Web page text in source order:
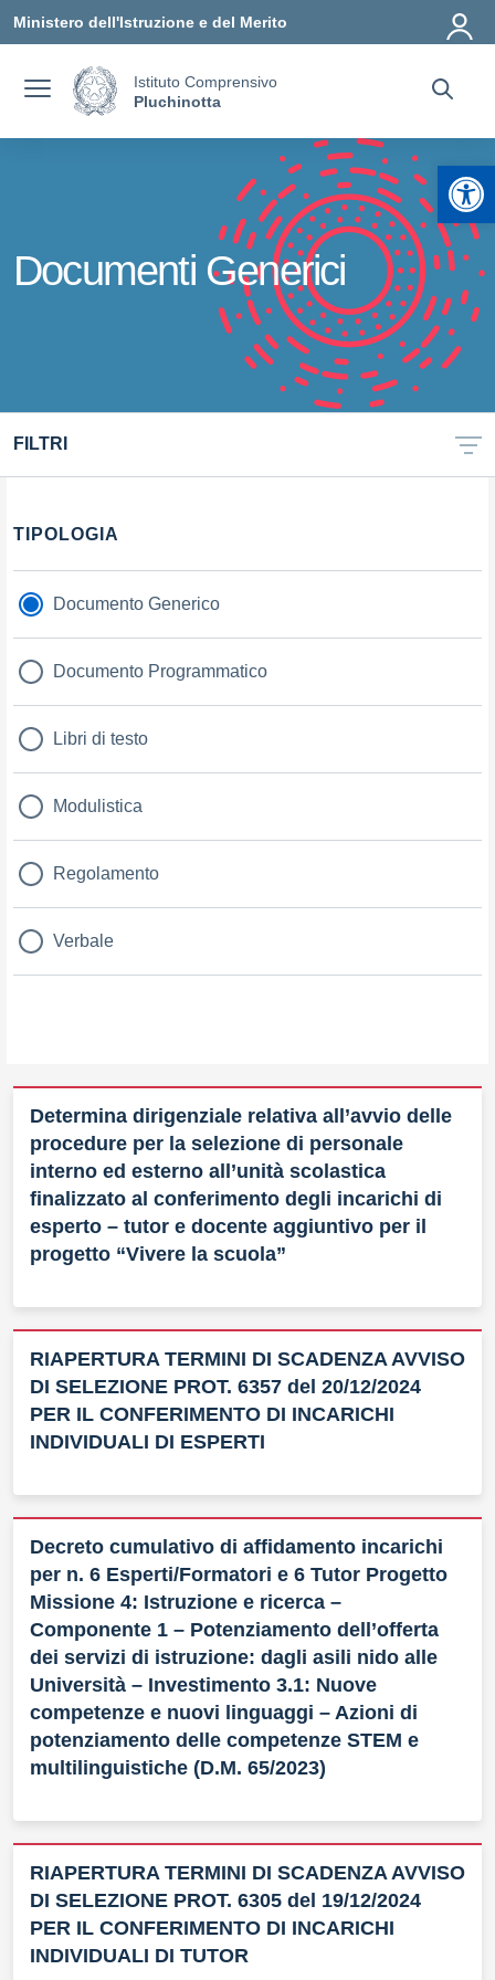
Ministero dell'Istruzione e del Merito
Istituto Comprensivo
Pluchinotta
Documenti Generici
FILTRI
Filtri
TIPOLOGIA
Documento Generico
Documento Programmatico
Libri di testo
Modulistica
Regolamento
Verbale
Determina dirigenziale relativa all’avvio delle
procedure per la selezione di personale
interno ed esterno all’unità scolastica
finalizzato al conferimento degli incarichi di
esperto – tutor e docente aggiuntivo per il
progetto “Vivere la scuola”
RIAPERTURA TERMINI DI SCADENZA AVVISO
DI SELEZIONE PROT. 6357 del 20/12/2024
PER IL CONFERIMENTO DI INCARICHI
INDIVIDUALI DI ESPERTI
Decreto cumulativo di affidamento incarichi
per n. 6 Esperti/Formatori e 6 Tutor Progetto
Missione 4: Istruzione e ricerca –
Componente 1 – Potenziamento dell’offerta
dei servizi di istruzione: dagli asili nido alle
Università – Investimento 3.1: Nuove
competenze e nuovi linguaggi – Azioni di
potenziamento delle competenze STEM e
multilinguistiche (D.M. 65/2023)
RIAPERTURA TERMINI DI SCADENZA AVVISO
DI SELEZIONE PROT. 6305 del 19/12/2024
PER IL CONFERIMENTO DI INCARICHI
INDIVIDUALI DI TUTOR